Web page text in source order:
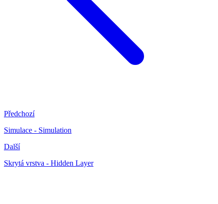
Předchozí
Simulace - Simulation
Další
Skrytá vrstva - Hidden Layer